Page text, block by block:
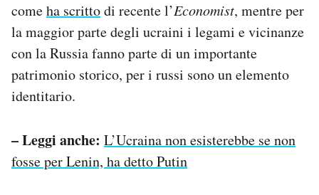
comeha scrittodi recente l’Economist, mentre per
la maggior parte degli ucraini i legami e vicinanze
con la Russia fanno parte di un importante
patrimonio storico, per i russi sono un elemento
identitario.
– Leggi anche: L’Ucraina non esisterebbe se non
fosse per Lenin, ha detto Putin